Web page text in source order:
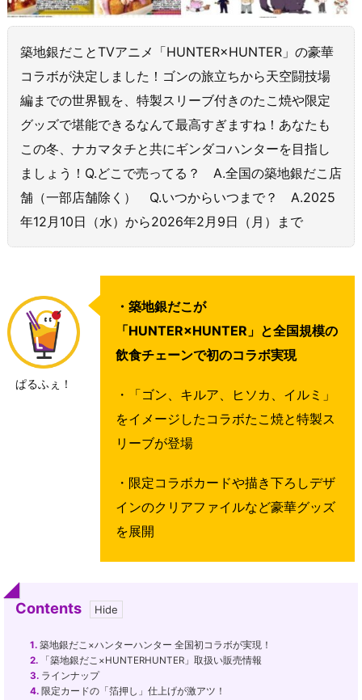
築地銀だことTVアニメ「HUNTER×HUNTER」の豪華
コラボが決定しました！ゴンの旅立ちから天空闘技場
編までの世界観を、特製スリーブ付きのたこ焼や限定
グッズで堪能できるなんて最高すぎますね！あなたも
この冬、ナカマタチと共にギンダコハンターを目指し
ましょう！Q.どこで売ってる？ A.全国の築地銀だこ店
舗（一部店舗除く） Q.いつからいつまで？ A.2025
年12月10日（水）から2026年2月9日（月）まで
ぱるふぇ！
・築地銀だこが
「HUNTER×HUNTER」と全国規模の
飲食チェーンで初のコラボ実現
・「ゴン、キルア、ヒソカ、イルミ」
をイメージしたコラボたこ焼と特製ス
リーブが登場
・限定コラボカードや描き下ろしデザ
インのクリアファイルなど豪華グッズ
を展開
Contents
1. 築地銀だこ×ハンターハンター 全国初コラボが実現！
2. 「築地銀だこ×HUNTERHUNTER」取扱い販売情報
3. ラインナップ
4. 限定カードの「箔押し」仕上げが激アツ！